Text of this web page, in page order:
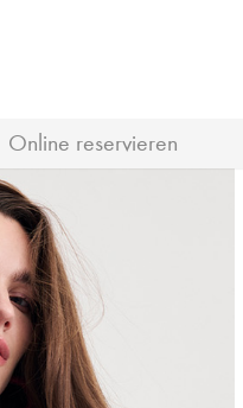
Online reservieren